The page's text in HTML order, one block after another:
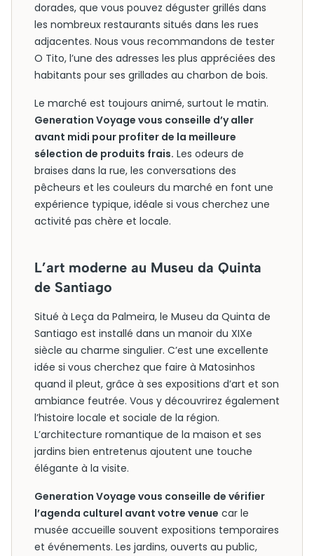
dorades, que vous pouvez déguster grillés dans
les nombreux restaurants situés dans les rues
adjacentes. Nous vous recommandons de tester
O Tito, l’une des adresses les plus appréciées des
habitants pour ses grillades au charbon de bois.
Le marché est toujours animé, surtout le matin.
Generation Voyage vous conseille d’y aller
avant midi pour profiter de la meilleure
sélection de produits frais. Les odeurs de
braises dans la rue, les conversations des
pêcheurs et les couleurs du marché en font une
expérience typique, idéale si vous cherchez une
activité pas chère et locale.
L’art moderne au Museu da Quinta
de Santiago
Situé à Leça da Palmeira, le Museu da Quinta de
Santiago est installé dans un manoir du XIXe
siècle au charme singulier. C’est une excellente
idée si vous cherchez que faire à Matosinhos
quand il pleut, grâce à ses expositions d’art et son
ambiance feutrée. Vous y découvrirez également
l’histoire locale et sociale de la région.
L’architecture romantique de la maison et ses
jardins bien entretenus ajoutent une touche
élégante à la visite.
Generation Voyage vous conseille de vérifier
l’agenda culturel avant votre venue car le
musée accueille souvent expositions temporaires
et événements. Les jardins, ouverts au public,